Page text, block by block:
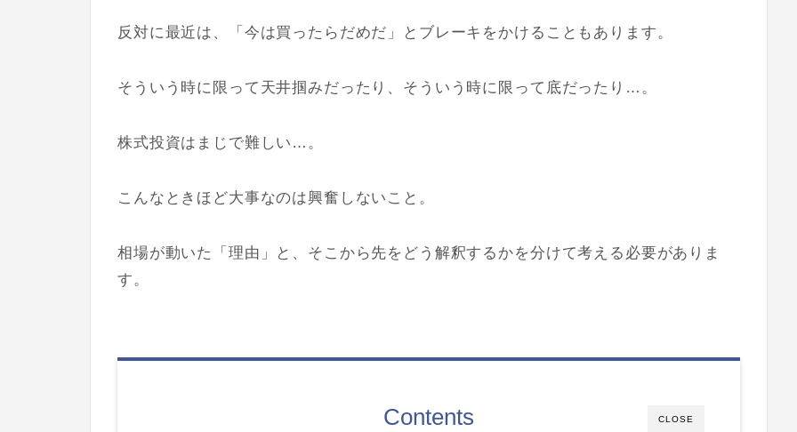
反対に最近は、「今は買ったらだめだ」とブレーキをかけることもあります。
そういう時に限って天井掴みだったり、そういう時に限って底だったり…。
株式投資はまじで難しい…。
こんなときほど大事なのは興奮しないこと。
相場が動いた「理由」と、そこから先をどう解釈するかを分けて考える必要がありま
す。
CLOSE
Contents